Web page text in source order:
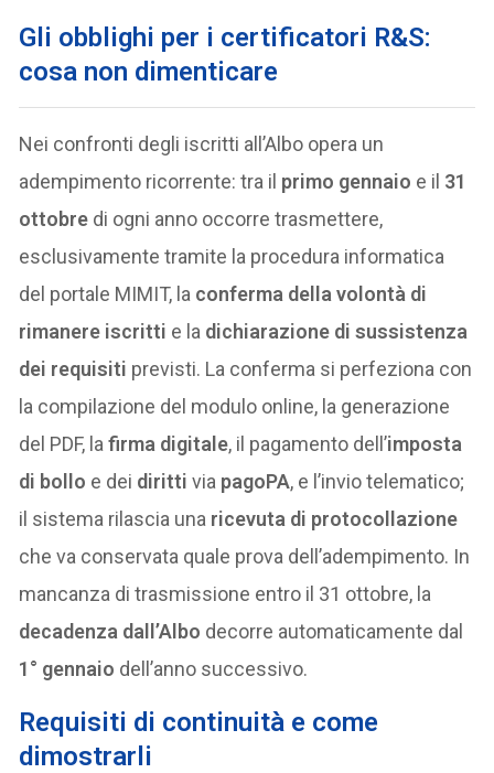
Gli obblighi per i certificatori R&S:
cosa non dimenticare
Nei confronti degli iscritti all’Albo opera un
adempimento ricorrente: tra il primo gennaio e il 31
ottobre di ogni anno occorre trasmettere,
esclusivamente tramite la procedura informatica
del portale MIMIT, la conferma della volontà di
rimanere iscritti e la dichiarazione di sussistenza
dei requisiti previsti. La conferma si perfeziona con
la compilazione del modulo online, la generazione
del PDF, lafirma digitale, il pagamento dell’imposta
di bollo e dei diritti via pagoPA, e l’invio telematico;
il sistema rilascia una ricevuta di protocollazione
che va conservata quale prova dell’adempimento. In
mancanza di trasmissione entro il 31 ottobre, la
decadenza dall’Albo decorre automaticamente dal
1° gennaio dell’anno successivo.
Requisiti di continuità e come
dimostrarli